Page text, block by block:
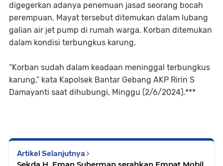
digegerkan adanya penemuan jasad seorang bocah
perempuan. Mayat tersebut ditemukan dalam lubang
galian air jet pump di rumah warga. Korban ditemukan
dalam kondisi terbungkus karung.
“Korban sudah dalam keadaan meninggal terbungkus
karung,” kata Kapolsek Bantar Gebang AKP Ririn S
Damayanti saat dihubungi, Minggu (2/6/2024).***
Artikel Selanjutnya